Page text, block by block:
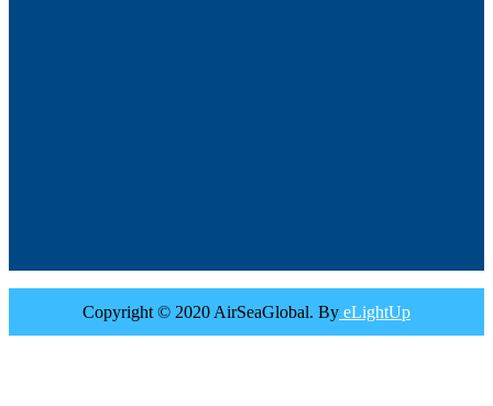
Copyright © 2020 AirSeaGlobal. By eLightUp